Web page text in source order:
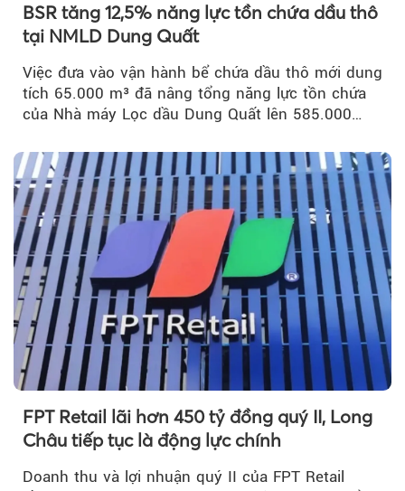
BSR tăng 12,5% năng lực tồn chứa dầu thô
tại NMLD Dung Quất
Việc đưa vào vận hành bể chứa dầu thô mới dung
tích 65.000 m³ đã nâng tổng năng lực tồn chứa
của Nhà máy Lọc dầu Dung Quất lên 585.000
FPT Retail lãi hơn 450 tỷ đồng quý II, Long
Châu tiếp tục là động lực chính
Doanh thu và lợi nhuận quý II của FPT Retail